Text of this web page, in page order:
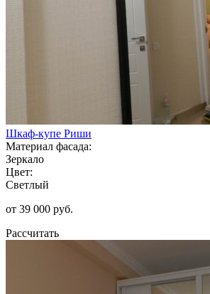
Шкаф-купе Риши
Материал фасада:
Зеркало
Цвет:
Светлый
от 39 000 руб.
Рассчитать